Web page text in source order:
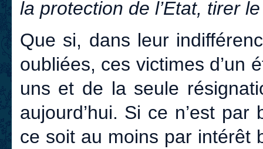
la protection de l’Etat, tirer
Que si, dans leur
oubliées, ces victimes d’un
uns et de la seule
aujourd’hui. Si ce n’est
ce soit au moins par intérêt